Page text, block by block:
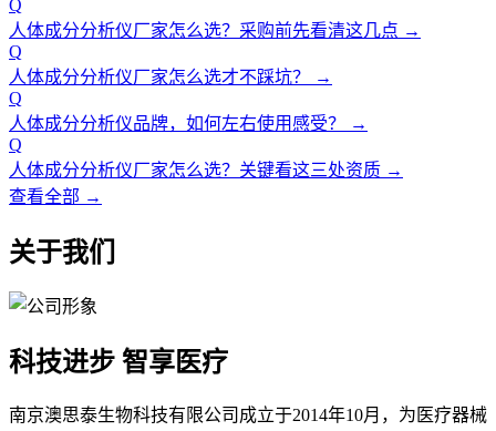
Q
人体成分分析仪厂家怎么选？采购前先看清这几点 →
Q
人体成分分析仪厂家怎么选才不踩坑？
→
Q
人体成分分析仪品牌，如何左右使用感受？
→
Q
人体成分分析仪厂家怎么选？关键看这三处资质 →
查看全部 →
关于我们
科技进步 智享医疗
南京澳思泰生物科技有限公司成立于2014年10月，为医疗器械